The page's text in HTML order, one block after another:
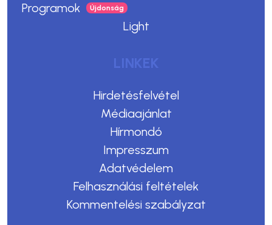
Programok
Light
LINKEK
Hirdetésfelvétel
Médiaajánlat
Hírmondó
Impresszum
Adatvédelem
Felhasználási feltételek
Kommentelési szabályzat